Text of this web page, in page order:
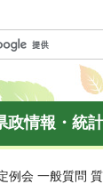
政情報・統計
例会 一般質問